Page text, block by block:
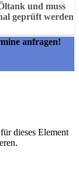
und muss
geprüft werden
anfragen!
dieses Element